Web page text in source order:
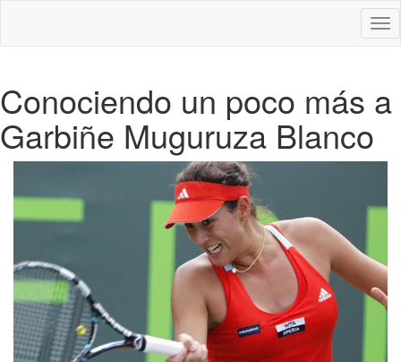
Conociendo un poco más a
Garbiñe Muguruza Blanco